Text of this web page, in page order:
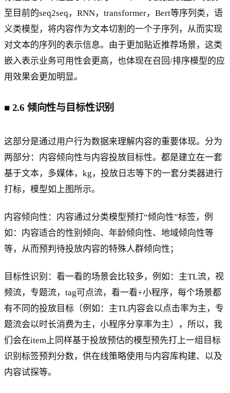
至目前的seq2seq，RNN，transformer，Bert等序列类，语
义类模型，将内容作为文本切割的一个子序列，从而实现
对文本的序列的表示信息。由于更加贴近推荐场景，这类
嵌入表示业务可用性会更高，也体现在召回/排序模型的应
用效果会更加明显。
■ 2.6 倾向性与目标性识别
这部分是通过用户行为数据来理解内容的重要体现。分为
两部分：内容倾向性与内容投放目标性。都是建立在一套
基于文本，多媒体，kg，投放日志等下的一套分类器进行
打标，模型如上图所示。
内容倾向性：内容通过分类模型预打“倾向性”标签，例
如：内容适合的性别倾向、年龄倾向性、地域倾向性等
等，从而预判待投放内容的特殊人群倾向性；
目标性识别：看一看的场景会比较多，例如：主TL流，视
频流，专题流，tag可点流，看一看+小程序，每个场景都
有不同的投放目标（例如：主TL内容会以点击率为主，专
题流会以时长消费为主，小程序分享率为主），所以，我
们会在item上同样基于投放预估的模型预先打上一组目标
识别标签预判分数，供在线策略使用与内容库构建、以及
内容试探等。